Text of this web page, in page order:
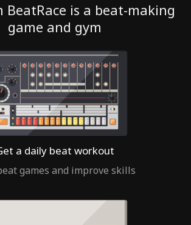
BeatRace is a beat-making
game and gym
a daily beat workout
games and improve skills